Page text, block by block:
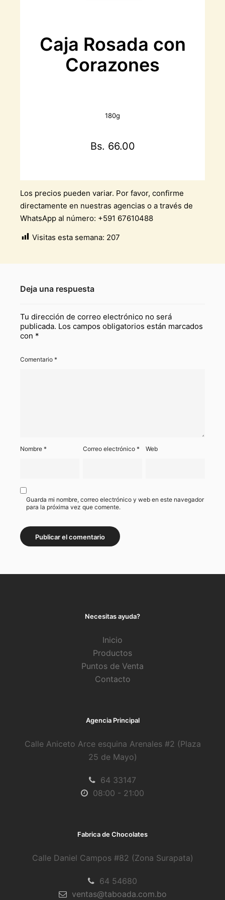
Caja Rosada con
Corazones
180g
Bs. 66.00
Los precios pueden variar. Por favor, confirme
directamente en nuestras agencias o a través de
WhatsApp al número: +591 67610488
Visitas esta semana: 207
Deja una respuesta
Tu dirección de correo electrónico no será
publicada. Los campos obligatorios están marcados
con *
Comentario *
Nombre * Correo electrónico* Web
Guarda mi nombre, correo electrónico y web en este navegador
para la próxima vez que comente.
Necesitas ayuda?
Inicio
Productos
Puntos de Venta
Contacto
Agencia Principal
Calle Aniceto Arce esquina Arenales #2 (Plaza
25 de Mayo)
64 33147
08:00 - 21:00
Fabrica de Chocolates
Calle Daniel Campos #82 (Zona Surapata)
64 54680
ventas@taboada.com.bo